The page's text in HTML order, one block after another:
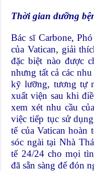
Thời gian dưỡng
Bác sĩ Carbone,
của Vatican, giải
đặc biệt nào được
nhưng tất cả các
kỹ lưỡng, tương tự
xuất viện sau khi
xem xét nhu cầu
việc tiếp tục sử
tế của Vatican hoàn
sóc ngài tại Nhà
tế 24/24 cho mọi
đã sẵn sàng để đón